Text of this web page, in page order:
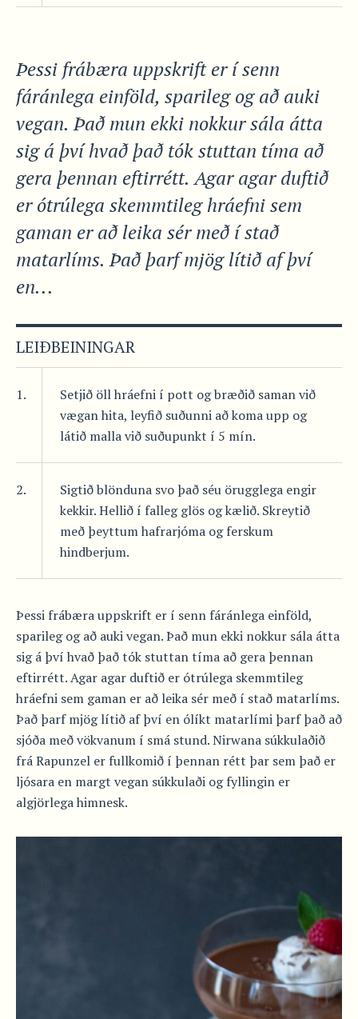
Þessi frábæra uppskrift er í senn
fáránlega einföld, sparileg og að auki
vegan. Það mun ekki nokkur sála átta
sig á því hvað það tók stuttan tíma að
gera þennan eftirrétt. Agar agar duftið
er ótrúlega skemmtileg hráefni sem
gaman er að leika sér með í stað
matarlíms. Það þarf mjög lítið af því
en...
LEIÐBEININGAR
1.
Setjið öll hráefni í pott og bræðið saman við
vægan hita, leyfið suðunni að koma upp og
látið malla við suðupunkt í 5 mín.
2.
Sigtið blönduna svo það séu örugglega engir
kekkir. Hellið í falleg glös og kælið. Skreytið
með þeyttum hafrarjóma og ferskum
hindberjum.
Þessi frábæra uppskrift er í senn fáránlega einföld,
sparileg og að auki vegan. Það mun ekki nokkur sála átta
sig á því hvað það tók stuttan tíma að gera þennan
eftirrétt. Agar agar duftið er ótrúlega skemmtileg
hráefni sem gaman er að leika sér með í stað matarlíms.
Það þarf mjög lítið af því en ólíkt matarlími þarf það að
sjóða með vökvanum í smá stund. Nirwana súkkulaðið
frá Rapunzel er fullkomið í þennan rétt þar sem það er
ljósara en margt vegan súkkulaði og fyllingin er
algjörlega himnesk.